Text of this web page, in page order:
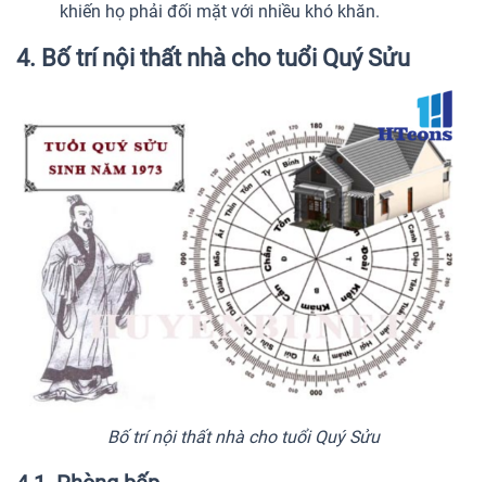
khiến họ phải đối mặt với nhiều khó khăn.
4. Bố trí nội thất nhà cho tuổi Quý Sửu
Bố trí nội thất nhà cho tuổi Quý Sửu